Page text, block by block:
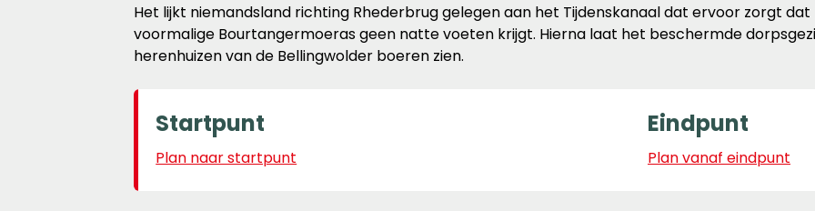
Het lijkt niemandsland richting Rhederbrug gelegen aan het Tijdenskanaal dat ervoor zorgt
voormalige Bourtangermoeras geen natte voeten krijgt. Hierna laat het beschermde
herenhuizen van de Bellingwolder boeren zien.
Startpunt
Plan naar startpunt
Eindpunt
Plan vanaf eindpunt